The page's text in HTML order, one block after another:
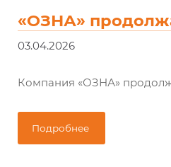
«ОЗНА»
03.04.2026
Компания «ОЗНА»
Подробнее